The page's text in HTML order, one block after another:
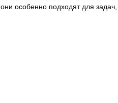
они особенно подходят для